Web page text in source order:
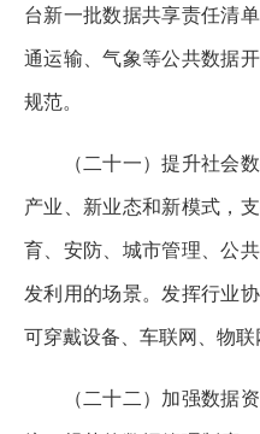
台新一批数据共享责任清
通运输、气象等公共数据
规范。
（二十一）提升社会数
产业、新业态和新模式，
育、安防、城市管理、公
发利用的场景。发挥行业
可穿戴设备、车联网、物联
（二十二）加强数据资